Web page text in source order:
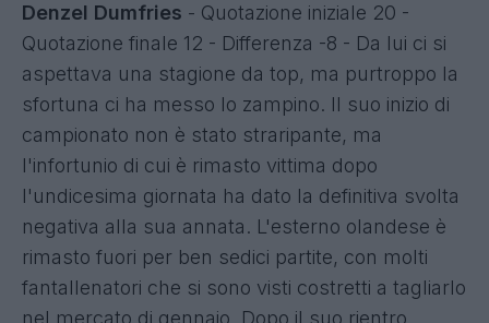
Denzel Dumfries - Quotazione iniziale 20 -
Quotazione finale 12 - Differenza -8 - Da lui ci si
aspettava una stagione da top, ma purtroppo la
sfortuna ci ha messo lo zampino. Il suo inizio di
campionato non è stato straripante, ma
l'infortunio di cui è rimasto vittima dopo
l'undicesima giornata ha dato la definitiva svolta
negativa alla sua annata. L'esterno olandese è
rimasto fuori per ben sedici partite, con molti
fantallenatori che si sono visti costretti a tagliarlo
nel mercato di gennaio. Dopo il suo rientro